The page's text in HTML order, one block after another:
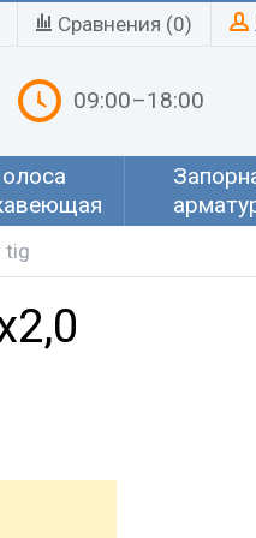
Сравнения (0)
09:00–18:00
tig